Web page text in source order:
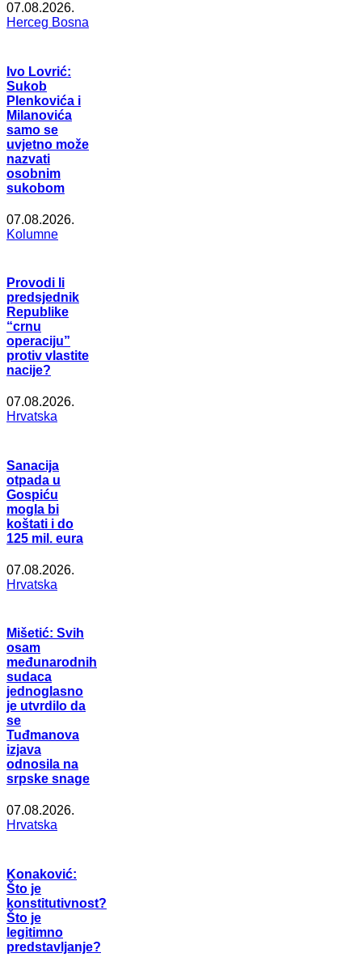
07.08.2026.
Herceg Bosna
Ivo Lovrić:
Sukob
Plenkovića i
Milanovića
samo se
uvjetno može
nazvati
osobnim
sukobom
07.08.2026.
Kolumne
Provodi li
predsjednik
Republike
“crnu
operaciju”
protiv vlastite
nacije?
07.08.2026.
Hrvatska
Sanacija
otpada u
Gospiću
mogla bi
koštati i do
125 mil. eura
07.08.2026.
Hrvatska
Mišetić: Svih
osam
međunarodnih
sudaca
jednoglasno
je utvrdilo da
se
Tuđmanova
izjava
odnosila na
srpske snage
07.08.2026.
Hrvatska
Konaković:
Što je
konstitutivnost?
Što je
legitimno
predstavljanje?